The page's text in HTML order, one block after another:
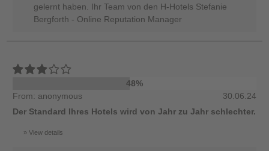
gelernt haben. Ihr Team von den H-Hotels Stefanie
Bergforth - Online Reputation Manager
48%
From: anonymous
30.06.24
Der Standard Ihres Hotels wird von Jahr zu Jahr schlechter.
View details